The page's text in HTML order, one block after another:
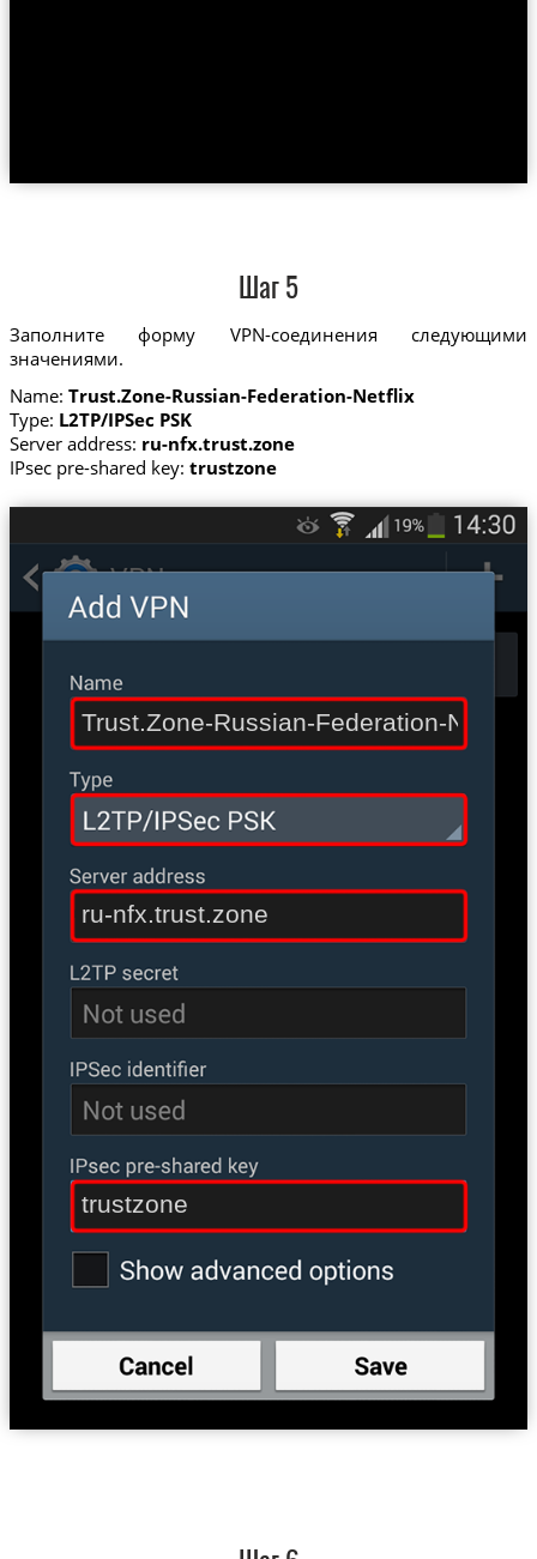
Шаг 5
Заполните форму VPN-соединения следующими
значениями.
Name: Trust.Zone-Russian-Federation-Netflix
Type: L2TP/IPSec PSK
Server address: ru-nfx.trust.zone
IPsec pre-shared key: trustzone
Trust.Zone-Russian-Federation-Netflix
ru-nfx.trust.zone
trustzone